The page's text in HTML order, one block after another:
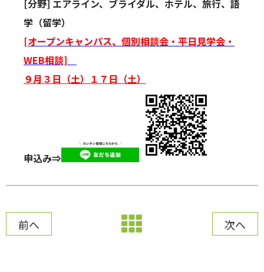
[分野] エアライン、ブライダル、ホテル、旅行、語
学（留学）
[オープンキャンパス、個別相談会・平日見学会・
WEB相談]
９月３日（土）１７日（土）
申込み⇒
前へ 次へ